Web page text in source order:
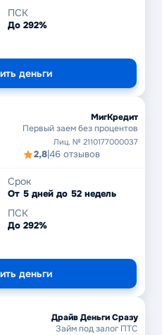
ПСК
До 292%
деньги
МигКредит
Первый заем без процентов
Лиц. № 2110177000037
2,8|46 отзывов
Срок
От 5 дней до 52 недель
ПСК
До 292%
деньги
Драйв Деньги Сразу
Займ под залог ПТС